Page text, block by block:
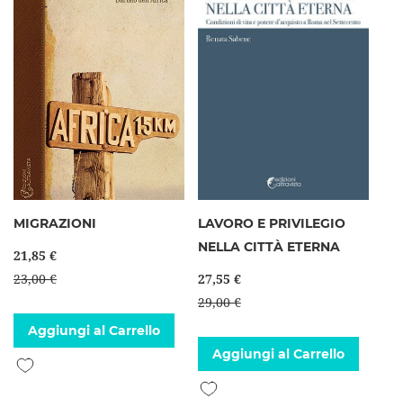
MIGRAZIONI
21,85 €
23,00 €
Aggiungi al Carrello
Aggiungi alla lista desideri
LAVORO E PRIVILEGIO
NELLA CITTÀ ETERNA
27,55 €
29,00 €
Aggiungi al Carrello
Aggiungi alla lista desideri